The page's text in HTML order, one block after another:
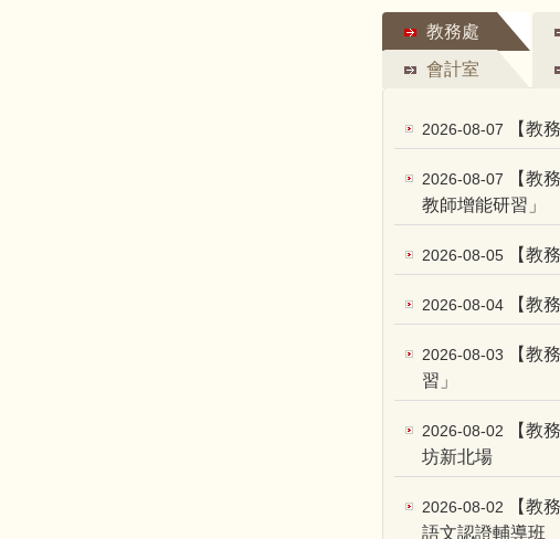
教務處
會計室
2026-08-07 【教
2026-08-07
【教
教師增能研習」
2026-08-05 【教
2026-08-04 【教
2026-08-03
【教
習」
2026-08-02
【教
坊新北場
2026-08-02
【教
語文認證輔導班